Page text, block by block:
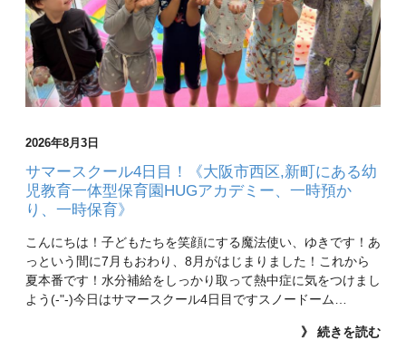
2026年8月3日
サマースクール4日目！《大阪市西区,新町にある幼
児教育一体型保育園HUGアカデミー、一時預か
り、一時保育》
こんにちは！子どもたちを笑顔にする魔法使い、ゆきです！あ
っという間に7月もおわり、8月がはじまりました！これから
夏本番です！水分補給をしっかり取って熱中症に気をつけまし
よう(-"-)今日はサマースクール4日目ですスノードーム…
》 続きを読む